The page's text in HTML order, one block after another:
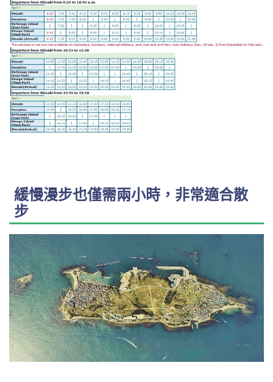
緩慢漫步也僅需兩小時，非常適合散
步